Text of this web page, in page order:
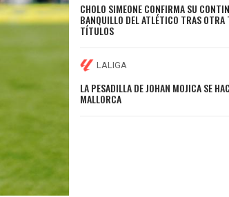
CHOLO SIMEONE CONFIRMA SU
BANQUILLO DEL ATLÉTICO TRAS OTRA
TÍTULOS
LALIGA
LA PESADILLA DE JOHAN MOJICA SE
MALLORCA